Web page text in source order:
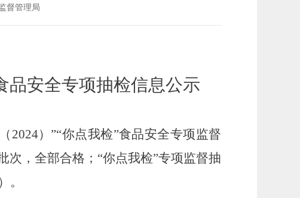
督管理局
品安全专项抽检信息公示
2024） ”“你点我检”食品安全专项监督
次，全部合格；“你点我检”专项监督抽
。